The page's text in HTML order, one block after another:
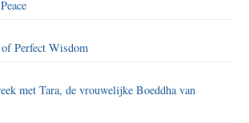
Perfect Wisdom
met Tara, de vrouwelijke Boeddha van